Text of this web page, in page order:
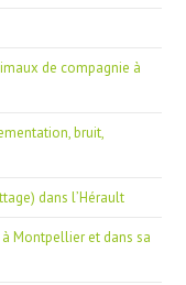
de compagnie à
bruit,
dans l’Hérault
Montpellier et dans sa